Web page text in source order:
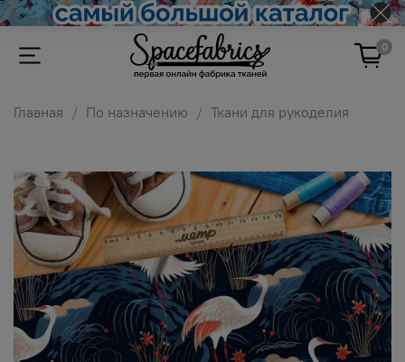
0
Главная По назначению Ткани для рукоделия